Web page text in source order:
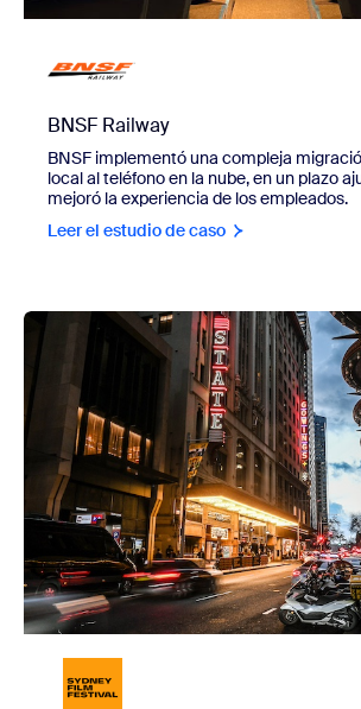
BNSF Railway
BNSF implementó una compleja
local al teléfono en la nube, en un plazo
mejoró la experiencia de los empleados.
Leer el estudio de caso
view Festival de Cine de Sídney